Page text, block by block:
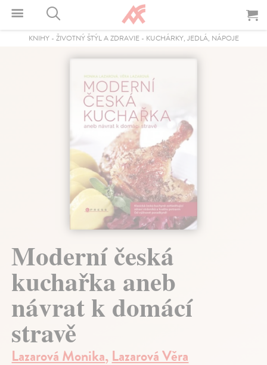
KNIHY- ŽIVOTNÝ ŠTÝL A ZDRAVIE- KUCHÁRKY, JEDLÁ, NÁPOJE
Moderní česká
kuchařka aneb
návrat k domácí
stravě
Lazarová Monika,Lazarová Věra